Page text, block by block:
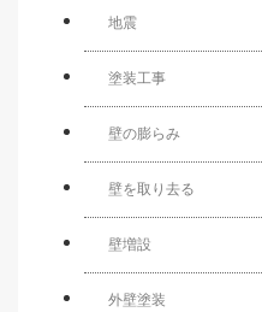
地震
塗装工事
壁の膨らみ
壁を取り去る
壁増設
外壁塗装